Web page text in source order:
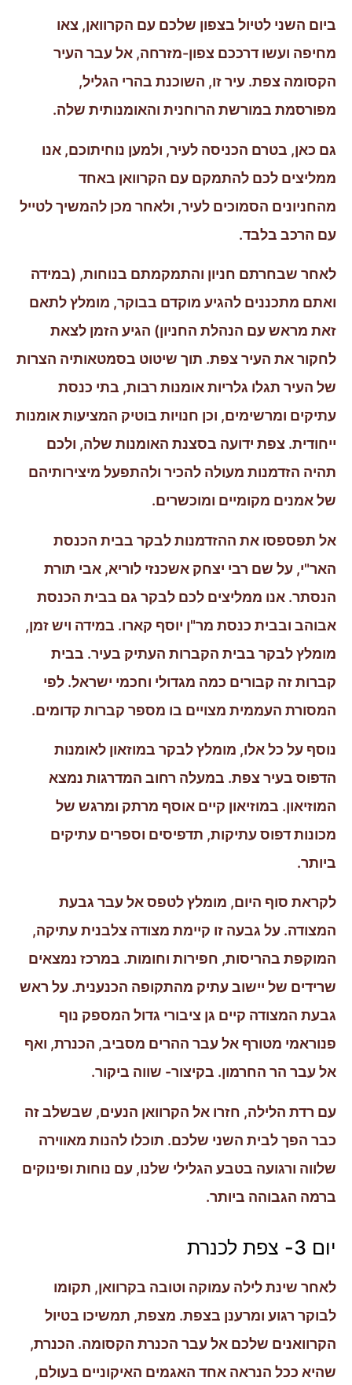
ביום השני לטיול בצפון שלכם עם הקרוואן, צאו
מחיפה ועשו דרככם צפון-מזרחה, אל עבר העיר
הקסומה צפת. עיר זו, השוכנת בהרי הגליל,
מפורסמת במורשת הרוחנית והאומנותית שלה.
גם כאן, בטרם הכניסה לעיר, ולמען נוחיתוכם, אנו
ממליצים לכם להתמקם עם הקרוואן באחד
מהחניונים הסמוכים לעיר, ולאחר מכן להמשיך לטייל
עם הרכב בלבד.
לאחר שבחרתם חניון והתמקמתם בנוחות, (במידה
ואתם מתכננים להגיע מוקדם בבוקר, מומלץ לתאם
זאת מראש עם הנהלת החניון) הגיע הזמן לצאת
לחקור את העיר צפת. תוך שיטוט בסמטאותיה הצרות
של העיר תגלו גלריות אומנות רבות, בתי כנסת
עתיקים ומרשימים, וכן חנויות בוטיק המציעות אומנות
ייחודית. צפת ידועה בסצנת האומנות שלה, ולכם
תהיה הזדמנות מעולה להכיר ולהתפעל מיצירותיהם
של אמנים מקומיים ומוכשרים.
אל תפספסו את ההזדמנות לבקר בבית הכנסת
האר"י, על שם רבי יצחק אשכנזי לוריא, אבי תורת
הנסתר. אנו ממליצים לכם לבקר גם בבית הכנסת
אבוהב ובבית כנסת מר"ן יוסף קארו. במידה ויש זמן,
מומלץ לבקר בבית הקברות העתיק בעיר. בבית
קברות זה קבורים כמה מגדולי וחכמי ישראל. לפי
המסורת העממית מצויים בו מספר קברות קדומים.
נוסף על כל אלו, מומלץ לבקר במוזאון לאומנות
הדפוס בעיר צפת. במעלה רחוב המדרגות נמצא
המוזיאון. במוזיאון קיים אוסף מרתק ומרגש של
מכונות דפוס עתיקות, תדפיסים וספרים עתיקים
ביותר.
לקראת סוף היום, מומלץ לטפס אל עבר גבעת
המצודה. על גבעה זו קיימת מצודה צלבנית עתיקה,
המוקפת בהריסות, חפירות וחומות. במרכז נמצאים
שרידים של יישוב עתיק מהתקופה הכנענית. על ראש
גבעת המצודה קיים גן ציבורי גדול המספק נוף
פנוראמי מטורף אל עבר ההרים מסביב, הכנרת, ואף
אל עבר הר החרמון. בקיצור- שווה ביקור.
עם רדת הלילה, חזרו אל הקרוואן הנעים, שבשלב זה
כבר הפך לבית השני שלכם. תוכלו להנות מאווירה
שלווה ורגועה בטבע הגלילי שלנו, עם נוחות ופינוקים
ברמה הגבוהה ביותר.
יום 3- צפת לכנרת
לאחר שינת לילה עמוקה וטובה בקרוואן, תקומו
לבוקר רגוע ומרענן בצפת. מצפת, תמשיכו בטיול
הקרוואנים שלכם אל עבר הכנרת הקסומה. הכנרת,
שהיא ככל הנראה אחד האגמים האיקוניים בעולם,